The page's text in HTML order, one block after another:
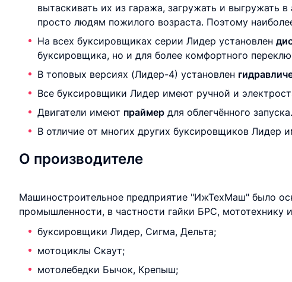
вытаскивать их из гаража, загружать и выгружать
просто людям пожилого возраста. Поэтому
На всех буксировщиках серии Лидер установлен
буксировщика, но и для более комфортного
В топовых версиях (Лидер-4) установлен
Все буксировщики Лидер имеют ручной и
Двигатели имеют праймер для облегчённого запуска.
В отличие от многих других буксировщиков Лидер
О производителе
Машиностроительное предприятие "ИжТехМаш" было
промышленности, в частности гайки БРС, мототехнику
буксировщики Лидер, Сигма, Дельта;
мотоциклы Скаут;
мотолебедки Бычок, Крепыш;